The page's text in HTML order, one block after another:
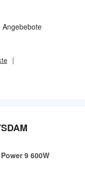
Angebebote
9 600W